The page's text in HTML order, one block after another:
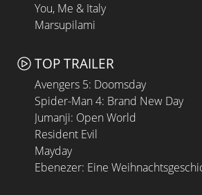
You, Me & Italy
Marsupilami
TOP TRAILER
Avengers 5: Doomsday
Spider-Man 4: Brand New Day
Jumanji: Open World
Resident Evil
Mayday
Ebenezer: Eine